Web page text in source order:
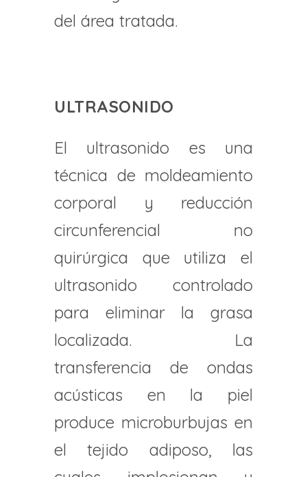
del área tratada.
ULTRASONIDO
El ultrasonido es una
técnica de moldeamiento
corporal y reducción
circunferencial no
quirúrgica que utiliza el
ultrasonido controlado
para eliminar la grasa
localizada. La
transferencia de ondas
acústicas en la piel
produce microburbujas en
el tejido adiposo, las